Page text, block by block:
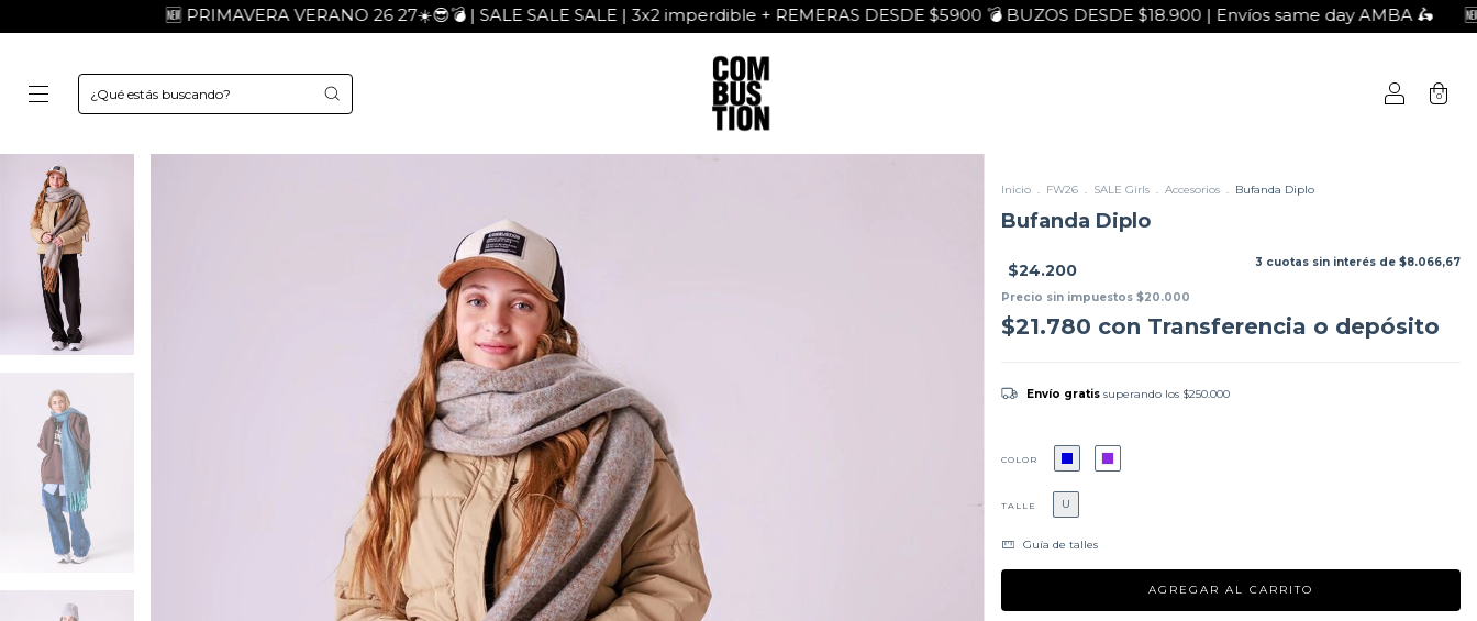
🆕 PRIMAVERA VERANO 26 27☀️😎💣 | SALE SALE SALE | 3x2 imperdible + REMERAS DESDE $5900 💣 BUZOS DESDE $18.900 | Envíos same day AMBA 🛵 🆕
0
Inicio . FW26 . SALE Girls . Accesorios . Bufanda Diplo
Bufanda Diplo
$24.200 3 cuotas sin interés de $8.066,67
Precio sin impuestos $20.000
$21.780 con Transferencia o depósito
Envío gratis superando los $250.000
COLOR
TALLE U
Guía de talles